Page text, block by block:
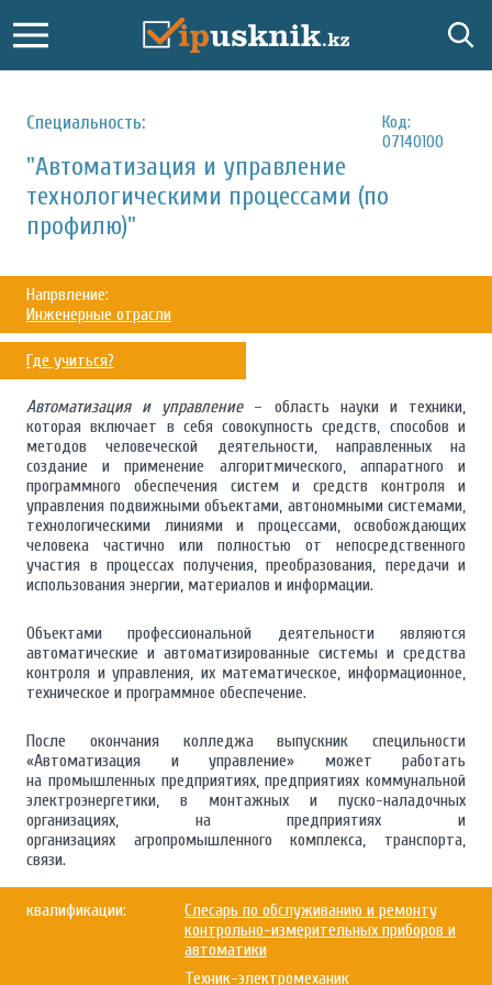
Специальность:
Код:
07140100
"Автоматизация и управление
технологическими процессами (по
профилю)"
Напрвление:
Инженерные отрасли
Где учиться?
Автоматизация и управление– область науки и техники,
которая включает в себя совокупность средств, способов и
методов человеческой деятельности, направленных на
создание и применение алгоритмического, аппаратного и
программного обеспечения систем и средств контроля и
управления подвижными объектами, автономными системами,
технологическими линиями и процессами, освобождающих
человека частично или полностью от непосредственного
участия в процессах получения, преобразования, передачи и
использования энергии, материалов и информации.
Объектами профессиональной деятельности являются
автоматические и автоматизированные системы и средства
контроля и управления, их математическое, информационное,
техническое и программное обеспечение.
После окончания колледжа выпускник специльности
«Автоматизация и управление» может работать
на промышленных предприятиях, предприятиях коммунальной
электроэнергетики, в монтажных и пуско-наладочных
организациях, на предприятиях и
организациях агропромышленного комплекса, транспорта,
связи.
квалификации:
Слесарь по обслуживанию и ремонту
контрольно-измерительных приборов и
автоматики
Техник-электромеханик